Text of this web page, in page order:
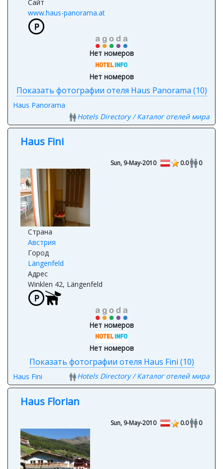
Gries 46, Längenfeld
Сайт
www.haus-panorama.at
Нет номеров
Нет номеров
Показать фотографии отеля Haus Panorama (10)
Hotels Directory / Каталог отелей мира
Страна
Австрия
Город
Längenfeld
Адрес
Winklen 42, Längenfeld
Нет номеров
Нет номеров
Показать фотографии отеля Haus Fini (10)
Haus Fini Hotels Directory / Каталог отелей мира